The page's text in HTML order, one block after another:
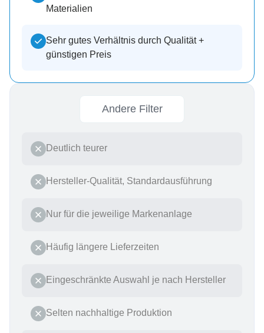
Materialien
Sehr gutes Verhältnis durch Qualität +
günstigen Preis
Andere Filter
Deutlich teurer
Hersteller-Qualität, Standardausführung
Nur für die jeweilige Markenanlage
Häufig längere Lieferzeiten
Eingeschränkte Auswahl je nach Hersteller
Selten nachhaltige Produktion